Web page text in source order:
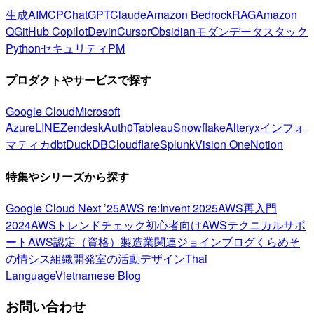
生成AIMCPChatGPTClaudeAmazon BedrockRAGAmazon
QGitHub CopilotDevinCursorObsidianモダンデータスタック
PythonセキュリティPM
プロダクトやサービスで探す
Google CloudMicrosoft
AzureLINEZendeskAuth0TableauSnowflakeAlteryxインフォ
マティカdbtDuckDBCloudflareSplunkVision OneNotion
特集やシリーズから探す
Google Cloud Next ’25AWS re:Invent 2025AWS再入門
2024AWSトレンドチェック初心者向けAWSテクニカルサポ
ートAWS認定（資格） 製造業関連ジョインブログくらめそ
の情シス組織開発室の活動デザインThai
LanguageVietnamese Blog
お問い合わせ